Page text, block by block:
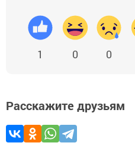
1 0 0
Расскажите друзьям